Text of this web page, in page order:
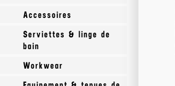
Casquettes
Bonnets
Accessoires
Gants
Serviettes & linge de
bain
Draps de bain
Workwear